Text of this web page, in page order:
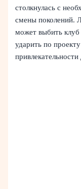
столкнулась с
смены поколений.
может выбить клуб
ударить по